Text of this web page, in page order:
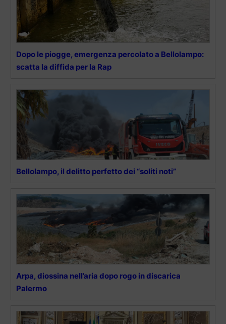
Dopo le piogge, emergenza percolato a Bellolampo:
scatta la diffida per la Rap
Bellolampo, il delitto perfetto dei “soliti noti”
Arpa, diossina nell’aria dopo rogo in discarica
Palermo